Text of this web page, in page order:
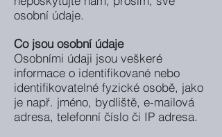
osobní údaje.
Co jsou osobní údaje
Osobními údaji jsou veškeré
informace o identifikované nebo
identifikovatelné fyzické osobě, jako
je např. jméno, bydliště, e-mailová
adresa, telefonní číslo či IP adresa.